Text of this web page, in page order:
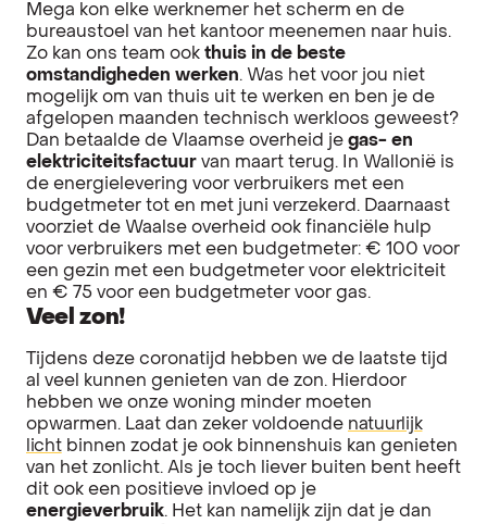
Mega kon elke werknemer het scherm en de
bureaustoel van het kantoor meenemen naar huis.
Zo kan ons team ook thuis in de beste
omstandigheden werken. Was het voor jou niet
mogelijk om van thuis uit te werken en ben je de
afgelopen maanden technisch werkloos geweest?
Dan betaalde de Vlaamse overheid je gas- en
elektriciteitsfactuur van maart terug. In Wallonië is
de energielevering voor verbruikers met een
budgetmeter tot en met juni verzekerd. Daarnaast
voorziet de Waalse overheid ook financiële hulp
voor verbruikers met een budgetmeter: € 100 voor
een gezin met een budgetmeter voor elektriciteit
en € 75 voor een budgetmeter voor gas.
Veel zon!
Tijdens deze coronatijd hebben we de laatste tijd
al veel kunnen genieten van de zon. Hierdoor
hebben we onze woning minder moeten
opwarmen. Laat dan zeker voldoende natuurlijk
lichtbinnen zodat je ook binnenshuis kan genieten
van het zonlicht. Als je toch liever buiten bent heeft
dit ook een positieve invloed op je
energieverbruik. Het kan namelijk zijn dat je dan